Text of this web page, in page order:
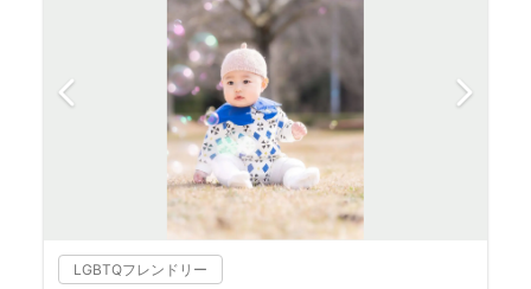
LGBTQフレンドリー